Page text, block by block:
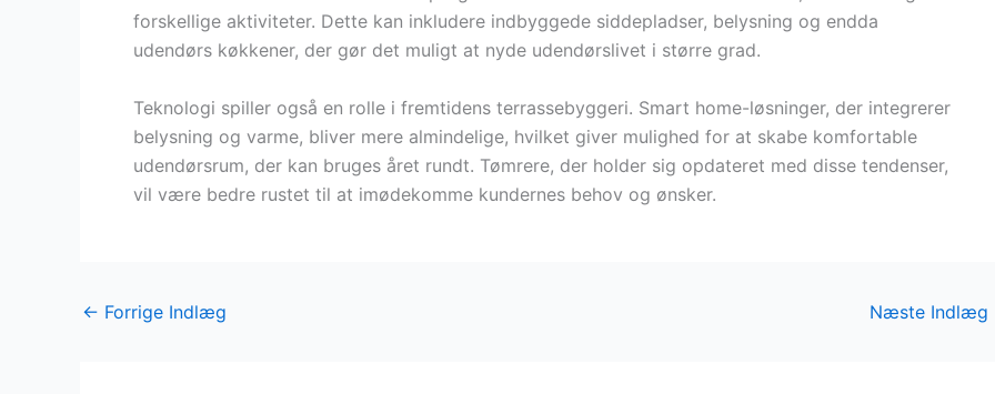
forskellige aktiviteter. Dette kan inkludere indbyggede siddepladser, belysning og endda
udendørs køkkener, der gør det muligt at nyde udendørslivet i større grad.
Teknologi spiller også en rolle i fremtidens terrassebyggeri. Smart home-løsninger, der integrerer
belysning og varme, bliver mere almindelige, hvilket giver mulighed for at skabe komfortable
udendørsrum, der kan bruges året rundt. Tømrere, der holder sig opdateret med disse tendenser,
vil være bedre rustet til at imødekomme kundernes behov og ønsker.
← Forrige Indlæg Næste Indlæg